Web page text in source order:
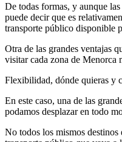
De todas formas, y aunque
puede decir que es
transporte público disponible
Otra de las grandes ventajas
visitar cada zona de Menorca
Flexibilidad, dónde quieras y
En este caso, una de las
podamos desplazar en todo
No todos los mismos